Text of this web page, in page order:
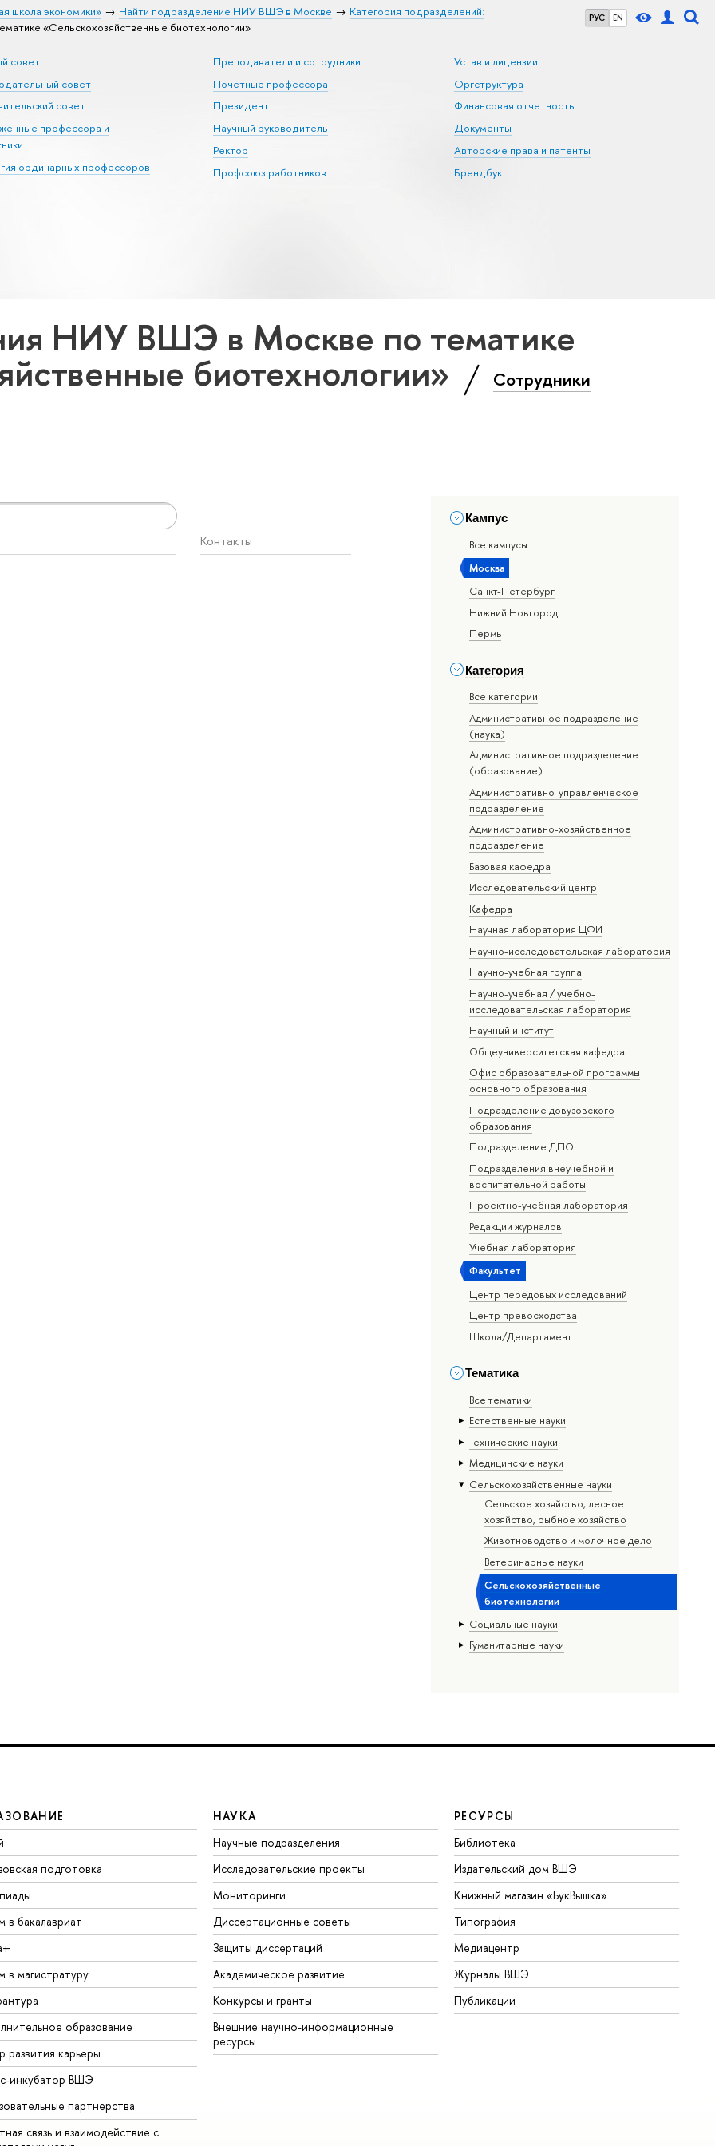
РУС EN
школа экономики» Найти подразделение НИУ ВШЭ в Москве
Категория подразделений:
«Сельскохозяйственные биотехнологии»
совет
совет
совет
профессора и
ординарных профессоров
Преподаватели и сотрудники
Почетные профессора
Президент
Научный руководитель
Ректор
Профсоюз работников
Устав и лицензии
Оргструктура
Финансовая отчетность
Документы
Авторские права и патенты
Брендбук
НИУ ВШЭ в Москве по тематике
биотехнологии» Сотрудники
Кампус
Все кампусы
Москва
Санкт-Петербург
Нижний Новгород
Пермь
Категория
Все категории
Административное подразделение
(наука)
Административное подразделение
(образование)
Административно-управленческое
подразделение
Административно-хозяйственное
подразделение
Базовая кафедра
Исследовательский центр
Кафедра
Научная лаборатория ЦФИ
Научно-исследовательская лаборатория
Научно-учебная группа
Научно-учебная / учебно-
исследовательская лаборатория
Научный институт
Общеуниверситетская кафедра
Офис образовательной программы
основного образования
Подразделение довузовского
образования
Подразделение ДПО
Подразделения внеучебной и
воспитательной работы
Проектно-учебная лаборатория
Редакции журналов
Учебная лаборатория
Факультет
Центр передовых исследований
Центр превосходства
Школа/Департамент
Тематика
Все тематики
Естественные науки
Тех­ничес­кие науки
Медицинские науки
Сельскохозяйственные науки
Сельское хозяйство, лесное
хозяйство, рыбное хозяйство
Животноводство и молочное дело
Ветеринарные науки
Сельскохозяйственные
биотехнологии
Социальные науки
Гуманитарные науки
Контакты
подготовка
в бакалавриат
в магистратуру
образование
развития карьеры
инкубатор ВШЭ
партнерства
связь и взаимодействие с
НАУКА
Научные подразделения
Исследовательские проекты
Мониторинги
Диссертационные советы
Защиты диссертаций
Академическое развитие
Конкурсы и гранты
Внешние научно-информационные
ресурсы
РЕСУРСЫ
Библиотека
Издательский дом ВШЭ
Книжный магазин «БукВышка»
Типография
Медиацентр
Журналы ВШЭ
Публикации